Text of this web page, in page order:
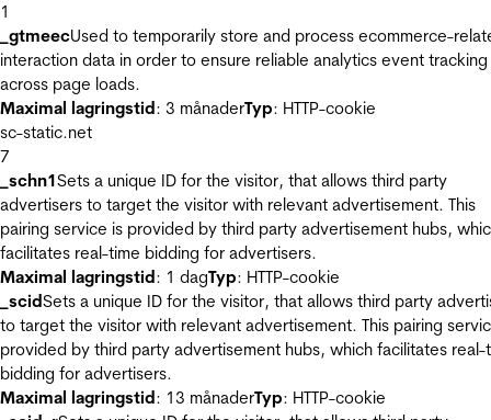
1
_gtmeecUsed to temporarily store and process ecommerce-
interaction data in order to ensure reliable analytics event tracking
across page loads.
Maximal lagringstid: 3 månaderTyp: HTTP-cookie
sc-static.net
7
_schn1Sets a unique ID for the visitor, that allows third party
advertisers to target the visitor with relevant advertisement. This
pairing service is provided by third party advertisement hubs,
facilitates real-time bidding for advertisers.
Maximal lagringstid: 1 dagTyp: HTTP-cookie
_scidSets a unique ID for the visitor, that allows third party
to target the visitor with relevant advertisement. This pairing
provided by third party advertisement hubs, which facilitates real-
bidding for advertisers.
Maximal lagringstid: 13 månaderTyp: HTTP-cookie